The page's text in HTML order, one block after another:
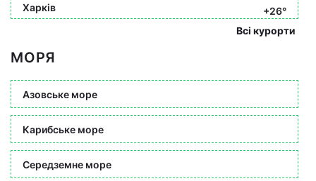
Харків
+26°
Всі курорти
МОРЯ
Азовське море
Карибське море
Середземне море